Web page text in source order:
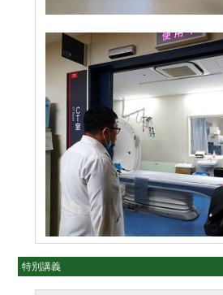
特別講義